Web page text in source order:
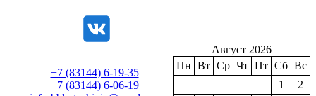
+7 (83144) 6-19-35
+7 (83144) 6-06-19
Август 2026
Пн Вт Ср Чт Пт Сб Вс
1
2